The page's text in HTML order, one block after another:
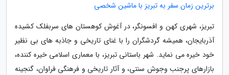
برترین زمان سفر به تبریز با ماشین شخصی
تبریز، شهری کهن و افسونگر، در آغوش کوهستان های سربفلک کشیده
آذربایجان، همیشه گردشگران را با غنای تاریخی و جاذبه های بی نظیر
خود خیره می نماید. شهر باستانی تبریز، با معماری اسلامی خیره کننده،
بازارهای پرجنب وجوش سنتی، و آثار تاریخی و فرهنگی فراوان، گنجینه